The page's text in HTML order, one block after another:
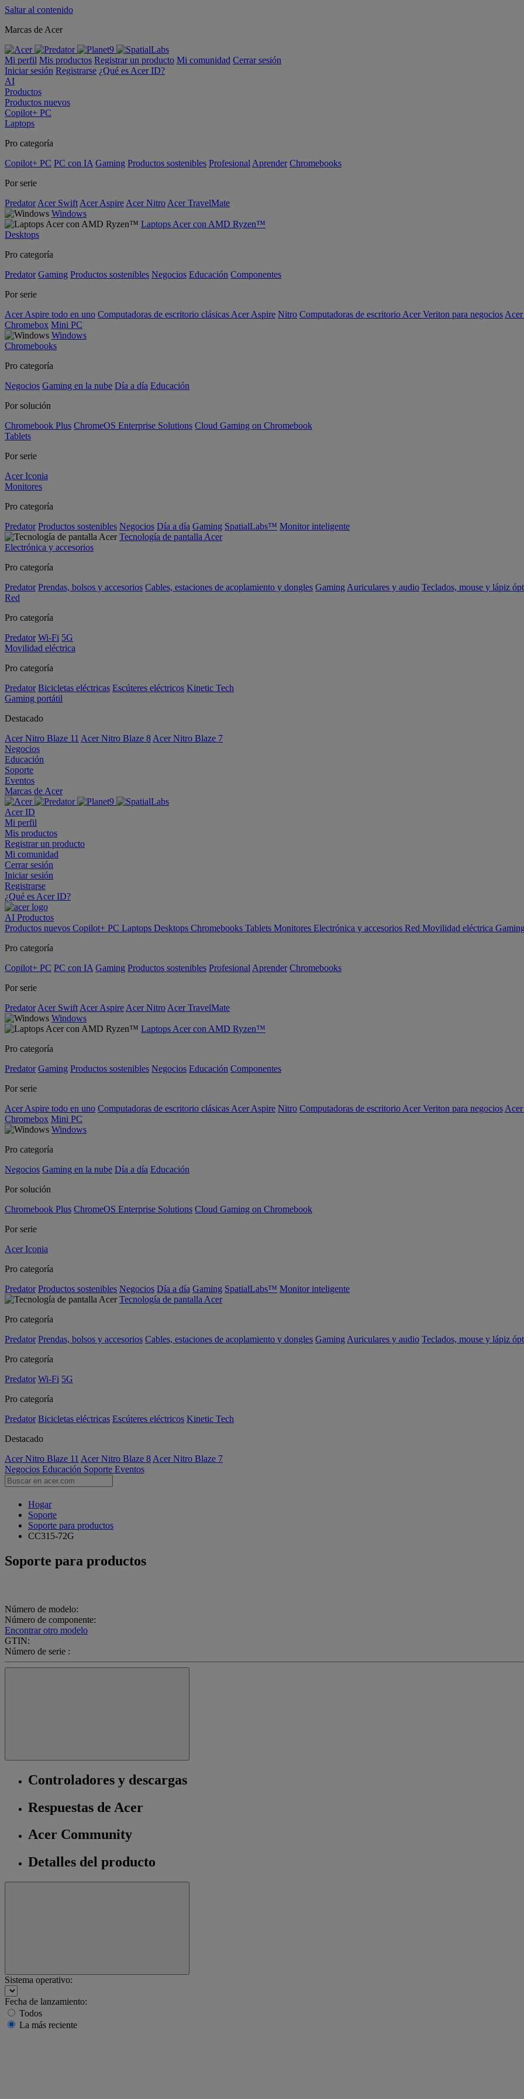
Saltar al contenido
Marcas de Acer
Mi perfil Mis productos Registrar un producto Mi comunidad Cerrar sesión
Iniciar sesión Registrarse ¿Qué es Acer ID?
AI
Productos
Productos nuevos
Copilot+ PC
Laptops
Pro categoría
Copilot+ PC PC con IA Gaming Productos sostenibles Profesional Aprender Chromebooks
Por serie
Predator Acer Swift Acer Aspire Acer Nitro Acer TravelMate
Windows
Laptops Acer con AMD Ryzen™
Desktops
Pro categoría
Predator Gaming Productos sostenibles Negocios Educación Componentes
Por serie
Acer Aspire todo en uno Computadoras de escritorio clásicas Acer Aspire Nitro Computadoras de escritorio Acer Veriton para negocios
Chromebox Mini PC
Windows
Chromebooks
Pro categoría
Negocios Gaming en la nube Día a día Educación
Por solución
Chromebook Plus ChromeOS Enterprise Solutions Cloud Gaming on Chromebook
Tablets
Por serie
Acer Iconia
Monitores
Pro categoría
Predator Productos sostenibles Negocios Día a día Gaming SpatialLabs™ Monitor inteligente
Tecnología de pantalla Acer
Electrónica y accesorios
Pro categoría
Predator Prendas, bolsos y accesorios Cables, estaciones de acoplamiento y dongles Gaming Auriculares y audio Teclados, mouse y lápiz
Red
Pro categoría
Predator Wi-Fi 5G
Movilidad eléctrica
Pro categoría
Predator Bicicletas eléctricas Escúteres eléctricos Kinetic Tech
Gaming portátil
Destacado
Acer Nitro Blaze 11 Acer Nitro Blaze 8 Acer Nitro Blaze 7
Negocios
Educación
Soporte
Eventos
Marcas de Acer
Acer ID
Mi perfil
Mis productos
Registrar un producto
Mi comunidad
Cerrar sesión
Iniciar sesión
Registrarse
¿Qué es Acer ID?
AI Productos
Productos nuevos Copilot+ PC Laptops Desktops Chromebooks Tablets Monitores Electrónica y accesorios Red Movilidad eléctrica
Pro categoría
Copilot+ PC PC con IA Gaming Productos sostenibles Profesional Aprender Chromebooks
Por serie
Predator Acer Swift Acer Aspire Acer Nitro Acer TravelMate
Windows
Laptops Acer con AMD Ryzen™
Pro categoría
Predator Gaming Productos sostenibles Negocios Educación Componentes
Por serie
Acer Aspire todo en uno Computadoras de escritorio clásicas Acer Aspire Nitro Computadoras de escritorio Acer Veriton para negocios
Chromebox Mini PC
Windows
Pro categoría
Negocios Gaming en la nube Día a día Educación
Por solución
Chromebook Plus ChromeOS Enterprise Solutions Cloud Gaming on Chromebook
Por serie
Acer Iconia
Pro categoría
Predator Productos sostenibles Negocios Día a día Gaming SpatialLabs™ Monitor inteligente
Tecnología de pantalla Acer
Pro categoría
Predator Prendas, bolsos y accesorios Cables, estaciones de acoplamiento y dongles Gaming Auriculares y audio Teclados, mouse y lápiz
Pro categoría
Predator Wi-Fi 5G
Pro categoría
Predator Bicicletas eléctricas Escúteres eléctricos Kinetic Tech
Destacado
Acer Nitro Blaze 11 Acer Nitro Blaze 8 Acer Nitro Blaze 7
Negocios Educación Soporte Eventos
Hogar
Soporte
Soporte para productos
CC315-72G
Soporte para productos
Número de modelo:
Número de componente:
Encontrar otro modelo
GTIN:
Número de serie :
Controladores y descargas
Respuestas de Acer
Acer Community
Detalles del producto
Sistema operativo:
Fecha de lanzamiento:
Todos
La más reciente